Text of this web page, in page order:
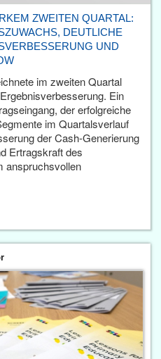
ZWEITEN QUARTAL:
DEUTLICHE
UND
im zweiten Quartal
Ein
der erfolgreiche
im Quartalsverlauf
der Cash-Generierung
Ertragskraft des
anspruchsvollen